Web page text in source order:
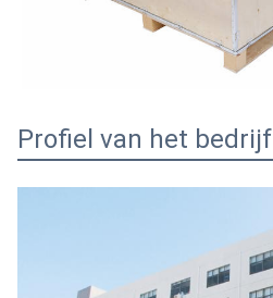
Profiel van het bedrijf